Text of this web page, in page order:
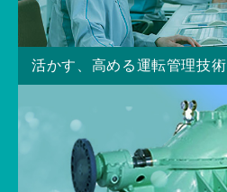
活かす、高める運転管理技術